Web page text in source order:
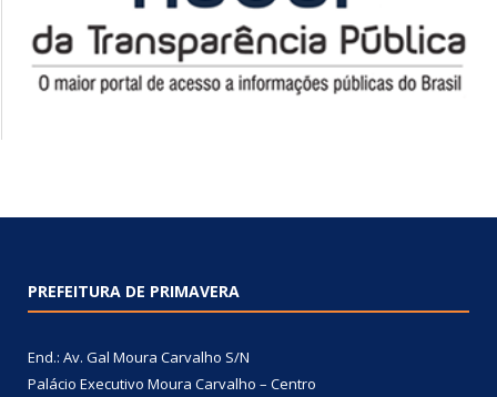
PREFEITURA DE PRIMAVERA
End.: Av. Gal Moura Carvalho S/N
Palácio Executivo Moura Carvalho – Centro